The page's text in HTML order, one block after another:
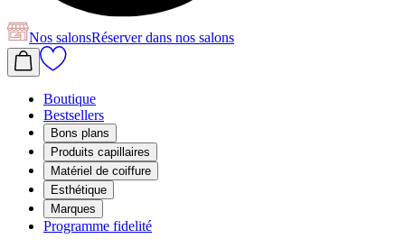
Nos salonsRéserverdans nos salons
Boutique
Bestsellers
Bons plans
Produits capillaires
Matériel de coiffure
Esthétique
Marques
Programme fidelité